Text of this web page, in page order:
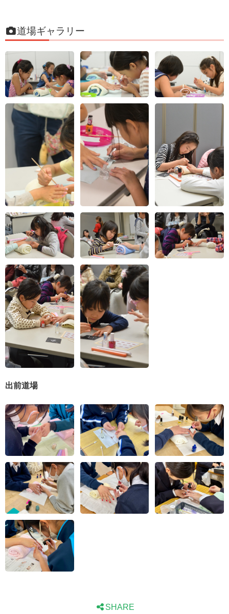
いなと思いました。楽しかった！
はじめていろいろな道具を使ったので楽しかったで
す。人の爪をぬることは大変なことだなと思いまし
た。難しかったです。いい体験になったのでよかった
です。
家で自分の指はしたことがあったけど、人のをするの
ははじめてだったので緊張しました。上手にできたの
でよかったです。家でもお母さんなどにしてあげたい
です。楽しかったです^_^
きれいにネイルをする方法を学べました。今度、家で
ネイルをするとき、今日学んだことをしっかり活かし
てできたらいいなと思います。楽しかったです^_^ 前
よりも今日の方が上手にできました。
はじめてやったネイリストで、はじめは心配してたけ
ど、やったとたんに「もっとやりたいな」と思いまし
た。また行きたいです。
はじめてだけど楽しかったです。はじめての友だちと
仲良くできて楽しかったです。またやりたいな。きれ
今日楽しかったことは、ネイルをキレイに仕上げるこ
とです。はみ出さないように意識しました。キラキラ
をつけたり、ラメのネイルを塗ったり…、ネイリスト
って楽しい仕事だなと思いました。将来、ネイリスト
マニキュアの色やシールがキラキラでかわいいものが
多くてウキウキした♪今日の服や好きな色に合わせて
色やデザインを考えるのが楽しかった！！人にやって
あげるのも楽しかった♡
この仕事は、お客さんもネイリストもうれしくなれる
道場ギャラリー
出前道場
SHARE